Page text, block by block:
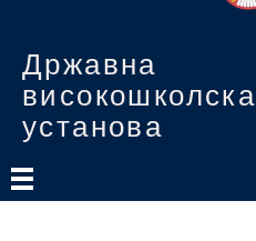
Државна
високошколска
установа